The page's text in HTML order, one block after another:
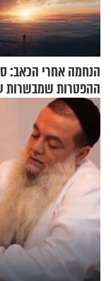
הנחמה אחרי הכאב:
ההפטרות שמבשרות
וגאולה